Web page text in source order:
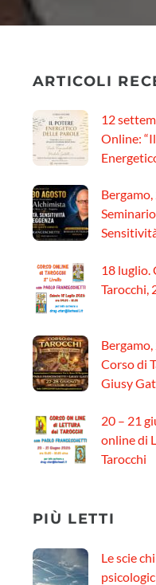
ARTICOLI
12
Online:
18 luglio.
Tarocchi,
Corso di
Giusy
20 – 21
online di
Tarocchi
PIÙ LETTI
Le scie